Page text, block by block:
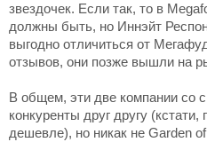
звездочек. Если так, то в
должны быть, но Иннэйт
выгодно отличиться от
отзывов, они позже вышли на
В общем, эти две компании со
конкуренты друг другу
дешевле), но никак не Garden